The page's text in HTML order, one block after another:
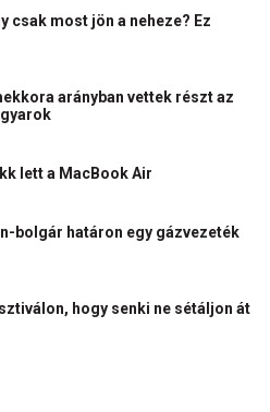
csak most jön a neheze? Ez
arányban vettek részt az
lett a MacBook Air
bolgár határon egy gázvezeték
hogy senki ne sétáljon át